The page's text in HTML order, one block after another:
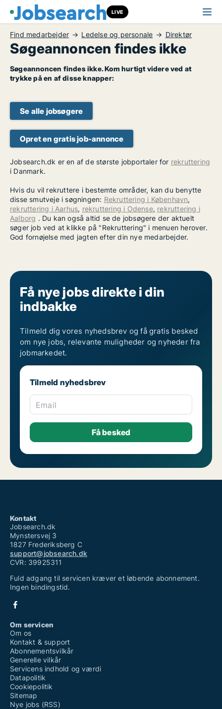
LIVE
Find medarbejder Ledelse og personale Direktør
Søgeannoncen findes ikke
Søgeannoncen findes ikke. Kom hurtigt videre ved at
trykke på en af disse knapper:
Se alle jobsøgere
Opret en gratis job-annonce
Jobsearch.dk er en af de største jobportaler for rekruttering
i Danmark.
Hvis du vil rekruttere i bestemte områder, kan du benytte
disse smutveje i søgningen: Rekruttering i København,
rekruttering i Aarhus, rekruttering i Odense, rekruttering i
Aalborg . Du kan også altid se de jobsøgere der aktuelt
søger job ved at klikke på "Rekruttering" i menuen herover.
God fornøjelse med jagten efter din nye medarbejder.
Få nye jobs direkte i din
indbakke
Tilmeld dig vores nyhedsbrev og få gratis besked
om nye jobs, relevante muligheder og nyheder fra
jobmarkedet.
Tilmeld nyhedsbrev
Email
Kontakt
Jobsearch.dk
Mynstersvej 3
1827 Frederiksberg C
support@jobsearch.dk
CVR: 39925311
Fuld adgang til servicen kræver et løbende abonnement.
Ingen bindingstid.
Om servicen
Om os
Kontakt & support
Abonnementsvilkår
Generelle vilkår
Servicens indhold og værdi
Datapolitik
Cookiepolitik
Sitemap
Nye jobs (RSS)